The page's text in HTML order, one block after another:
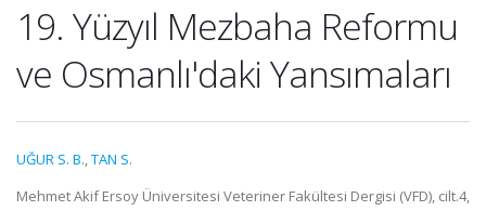
19. Yüzyıl Mezbaha Reformu
ve Osmanlı'daki Yansımaları
UĞUR S. B.,TAN S.
Mehmet Akif Ersoy Üniversitesi Veteriner Fakültesi Dergisi (VFD), cilt.4,